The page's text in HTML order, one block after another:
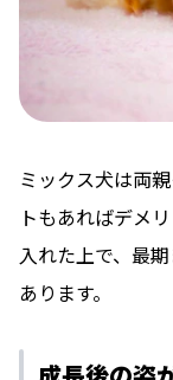
ミックス犬は両
トもあればデメ
入れた上で、最
あります。